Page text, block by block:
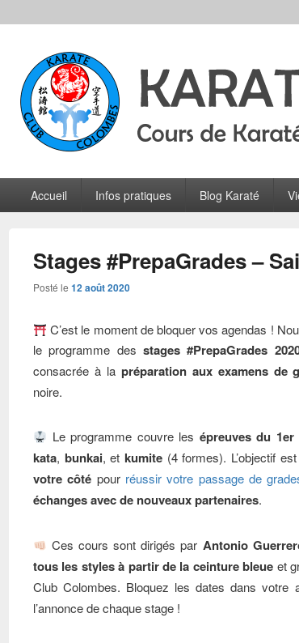
Karate Club
principalAccueil Infos pratiques Blog Karaté
Stages #PrepaGrades –
Posté le 12 août 2020
C’est le moment de bloquer vos agendas !
le programme des stages #PrepaGrades
consacrée à lapréparation aux examens de
noire.
Le programme couvre les épreuves du
kata, bunkai, etkumite (4 formes). L’objectif
votre côté pour réussir votre passage de
échanges avec de nouveaux partenaires.
Ces cours sont dirigés par Antonio
tous les styles à partir de la ceinture bleue et
Club Colombes. Bloquez les dates dans votre
l’annonce de chaque stage !